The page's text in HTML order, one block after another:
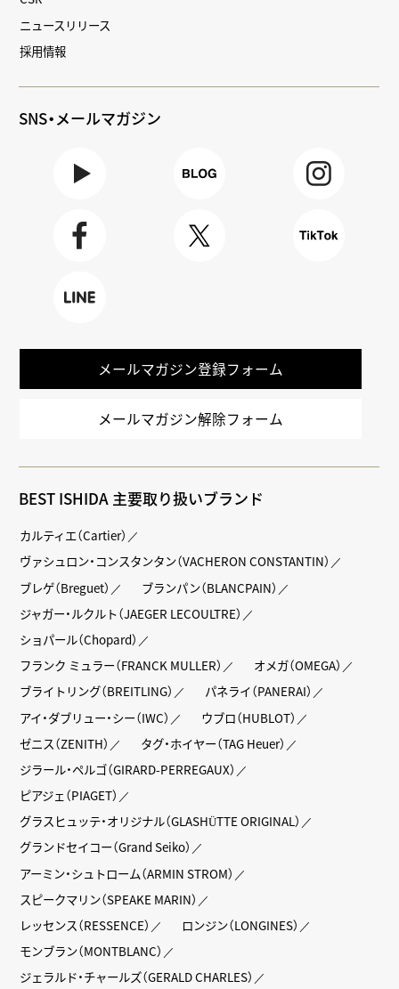
ニュースリリース
採用情報
SNS・メールマガジン
メールマガジン登録フォーム
メールマガジン解除フォーム
BEST ISHIDA 主要取り扱いブランド
カルティエ（Cartier）
ヴァシュロン・コンスタンタン（VACHERON CONSTANTIN）
ブレゲ（Breguet）
ブランパン（BLANCPAIN）
ジャガー・ルクルト（JAEGER LECOULTRE）
ショパール（Chopard）
フランク ミュラー（FRANCK MULLER）
オメガ（OMEGA）
ブライトリング（BREITLING）
パネライ（PANERAI）
アイ・ダブリュー・シー（IWC）
ウブロ（HUBLOT）
ゼニス（ZENITH）
タグ・ホイヤー（TAG Heuer）
ジラール・ペルゴ（GIRARD-PERREGAUX）
ピアジェ（PIAGET）
グラスヒュッテ・オリジナル（GLASHÜTTE ORIGINAL）
グランドセイコー（Grand Seiko）
アーミン・シュトローム（ARMIN STROM）
スピークマリン（SPEAKE MARIN）
レッセンス（RESSENCE）
ロンジン（LONGINES）
モンブラン（MONTBLANC）
ジェラルド・チャールズ（GERALD CHARLES）